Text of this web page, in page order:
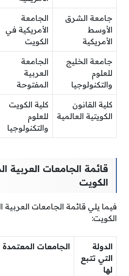
جامعة الشرق
الأوسط
الأمريكية
الجامعة
الأمريكية في
الكويت
جامعة الخليج
للعلوم
والتكنولوجيا
الجامعة
العربية
المفتوحة
كلية القانون
الكويتية العالمية
كلية الكويت
للعلوم
والتكنولوجيا
قائمة الجامعات العربية
الكويت
فيما يلي قائمة الجامعات
الكويت:
الدولة
التي تتبع
لها
الجامعات المعتمدة